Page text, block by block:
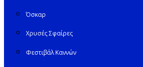
Όσκαρ
Χρυσές Σφαίρες
Φεστιβάλ Καννών